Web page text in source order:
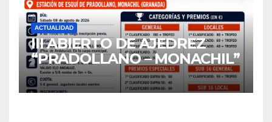
ACTUALIDAD
III ABIERTO DE AJEDREZ
“PRADOLLANO – MONACHIL”